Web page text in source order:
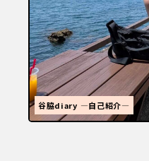
福岡といえばラーメン